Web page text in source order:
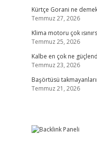
Kürtçe Gorani ne
Temmuz 27, 2026
Klima motoru çok
Temmuz 25, 2026
Kalbe en çok ne
Temmuz 23, 2026
Başörtüsü
Temmuz 21, 2026